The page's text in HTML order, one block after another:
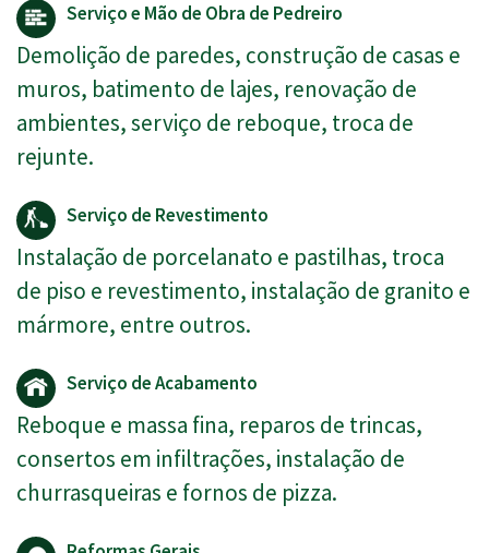
Serviço e Mão de Obra de Pedreiro
Demolição de paredes, construção de casas e
muros, batimento de lajes, renovação de
ambientes, serviço de reboque, troca de
rejunte.
Serviço de Revestimento
Instalação de porcelanato e pastilhas, troca
de piso e revestimento, instalação de granito e
mármore, entre outros.
Serviço de Acabamento
Reboque e massa fina, reparos de trincas,
consertos em infiltrações, instalação de
churrasqueiras e fornos de pizza.